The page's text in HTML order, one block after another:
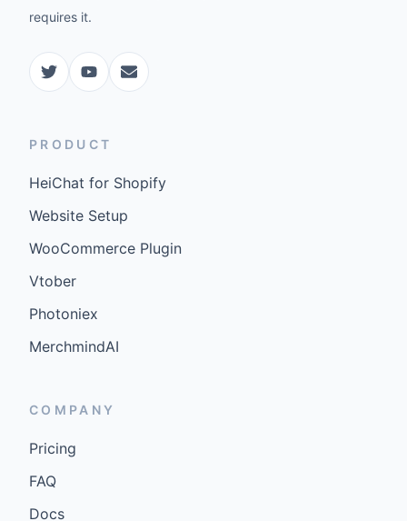
requires it.
PRODUCT
HeiChat for Shopify
Website Setup
WooCommerce Plugin
Vtober
Photoniex
MerchmindAI
COMPANY
Pricing
FAQ
Docs